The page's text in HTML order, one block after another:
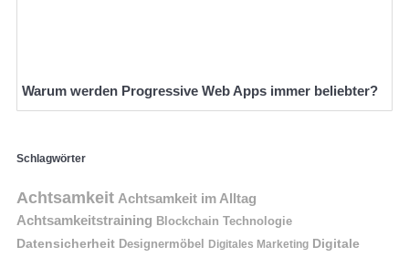
Warum werden Progressive Web Apps immer beliebter?
Schlagwörter
Achtsamkeit Achtsamkeit im Alltag
Achtsamkeitstraining Blockchain Technologie
Datensicherheit Designermöbel Digitales Marketing Digitale